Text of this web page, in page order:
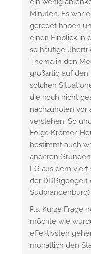
ein wenig
Minuten. Es war
geredet haben
einen Einblick in
so häufige
Thema in den
großartig auf den
solchen
die noch nicht
nachzuholen vor
verstehen. So
Folge Krömer.
bestimmt auch
anderen Gründen
LG aus dem
der DDR(googelt
Südbrandenburg)
P.s. Kurze Frage
möchte wie
effektivsten
monatlich den